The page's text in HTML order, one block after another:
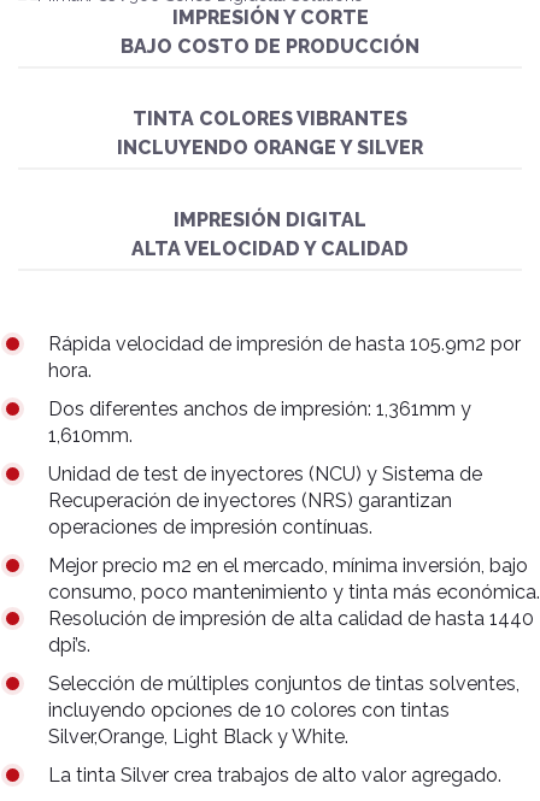
IMPRESIÓN Y CORTE
BAJO COSTO DE PRODUCCIÓN
TINTA COLORES VIBRANTES
INCLUYENDO ORANGE Y SILVER
IMPRESIÓN DIGITAL
ALTA VELOCIDAD Y CALIDAD
Rápida velocidad de impresión de hasta 105.9m2 por
hora.
Dos diferentes anchos de impresión: 1,361mm y
1,610mm.
Unidad de test de inyectores (NCU) y Sistema de
Recuperación de inyectores (NRS) garantizan
operaciones de impresión contínuas.
Mejor precio m2 en el mercado, mínima inversión, bajo
consumo, poco mantenimiento y tinta más económica.
Resolución de impresión de alta calidad de hasta 1440
dpi’s.
Selección de múltiples conjuntos de tintas solventes,
incluyendo opciones de 10 colores con tintas
Silver,Orange, Light Black y White.
La tinta Silver crea trabajos de alto valor agregado.